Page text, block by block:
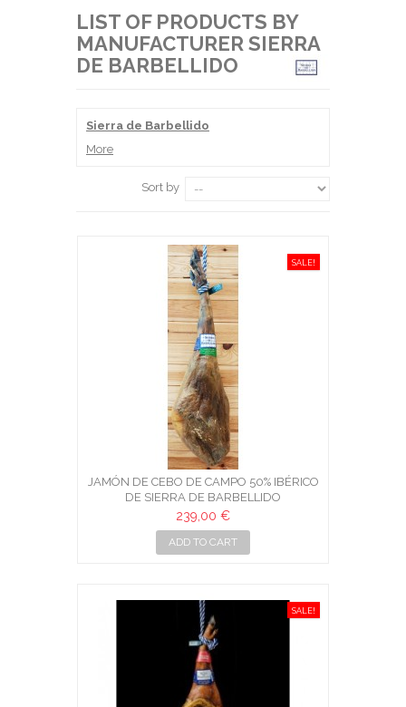
LIST OF PRODUCTS BY
MANUFACTURER SIERRA
DE BARBELLIDO
Sierra de Barbellido
More
Sort by
SALE!
JAMÓN DE CEBO DE CAMPO 50% IBÉRICO
DE SIERRA DE BARBELLIDO
239,00 €
ADD TO CART
SALE!